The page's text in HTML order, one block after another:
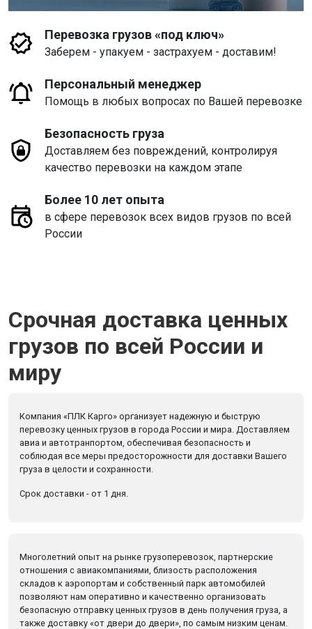
Перевозка грузов «под ключ»
Заберем - упакуем - застрахуем - доставим!
Персональный менеджер
Помощь в любых вопросах по Вашей перевозке
Безопасность груза
Доставляем без повреждений, контролируя
качество перевозки на каждом этапе
Более 10 лет опыта
в сфере перевозок всех видов грузов по всей
России
Срочная доставка ценных
грузов по всей России и
миру
Компания «ПЛК Карго» организует надежную и быструю
перевозку ценных грузов в города России и мира. Доставляем
авиа и автотранпортом, обеспечивая безопасность и
соблюдая все меры предосторожности для доставки Вашего
груза в целости и сохранности.
Срок доставки - от 1 дня.
Многолетний опыт на рынке грузоперевозок, партнерские
отношения с авиакомпаниями, близость расположения
складов к аэропортам и собственный парк автомобилей
позволяют нам оперативно и качественно организовать
безопасную отправку ценных грузов в день получения груза, а
также доставку «от двери до двери», по самым низким ценам.